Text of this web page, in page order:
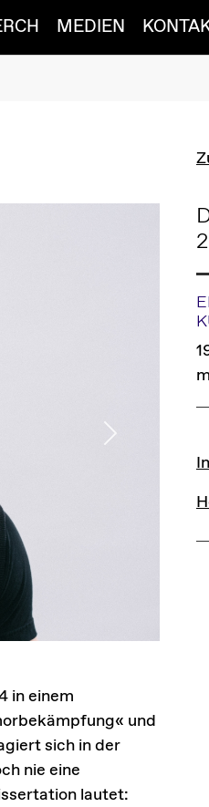
MEDIEN
Next
in einem
und
sich in der
nie eine
lautet: